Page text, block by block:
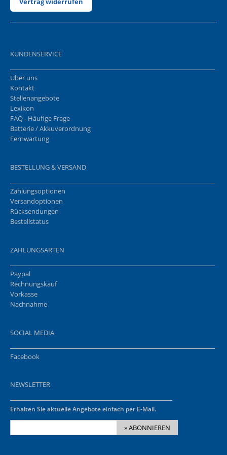
KUNDENSERVICE
Über uns
Kontakt
Stellenangebote
Lexikon
FAQ - Häufige Frage
Batterie / Akkuverordnung
Fernwartung
BESTELLUNG & VERSAND
Zahlungsoptionen
Versandoptionen
Rücksendungen
Bestellstatus
ZAHLUNGSARTEN
Paypal
Rechnungskauf
Vorkasse
Nachnahme
SOCIAL MEDIA
Facebook
NEWSLETTER
Erhalten Sie aktuelle Angebote einfach per E-Mail.
» ABONNIEREN